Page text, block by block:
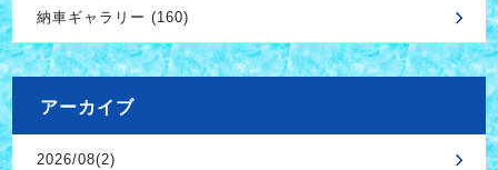
納車ギャラリー (160)
アーカイブ
2026/08(2)